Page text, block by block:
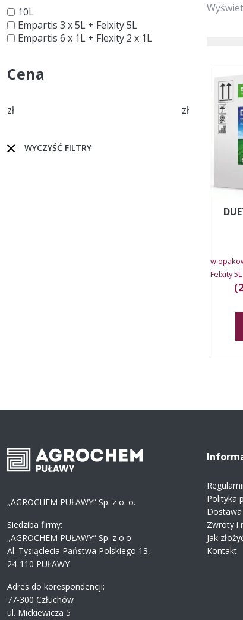
w
Felxity 5L
10L
Empartis 3 x 5L + Felxity 5L
Empartis 6 x 1L + Flexity 2 x 1L
Cena
zł zł
WYCZYŚĆ FILTRY
„AGROCHEM PUŁAWY” Sp. z o. o.
Siedziba firmy:
„AGROCHEM PUŁAWY” Sp. z o.o.
Al. Tysiąclecia Państwa Polskiego 13,
24-110 PUŁAWY
Adres do korespondencji:
77-300 Człuchów
ul. Mickiewicza 5
Polityka
Dostawa
Zwroty i
Jak
Kontakt